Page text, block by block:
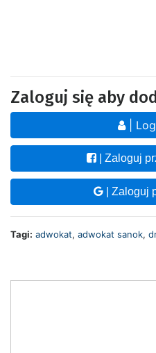
Zaloguj się aby
|
| Zaloguj
| Zaloguj
Tagi: adwokat, adwokat sanok,